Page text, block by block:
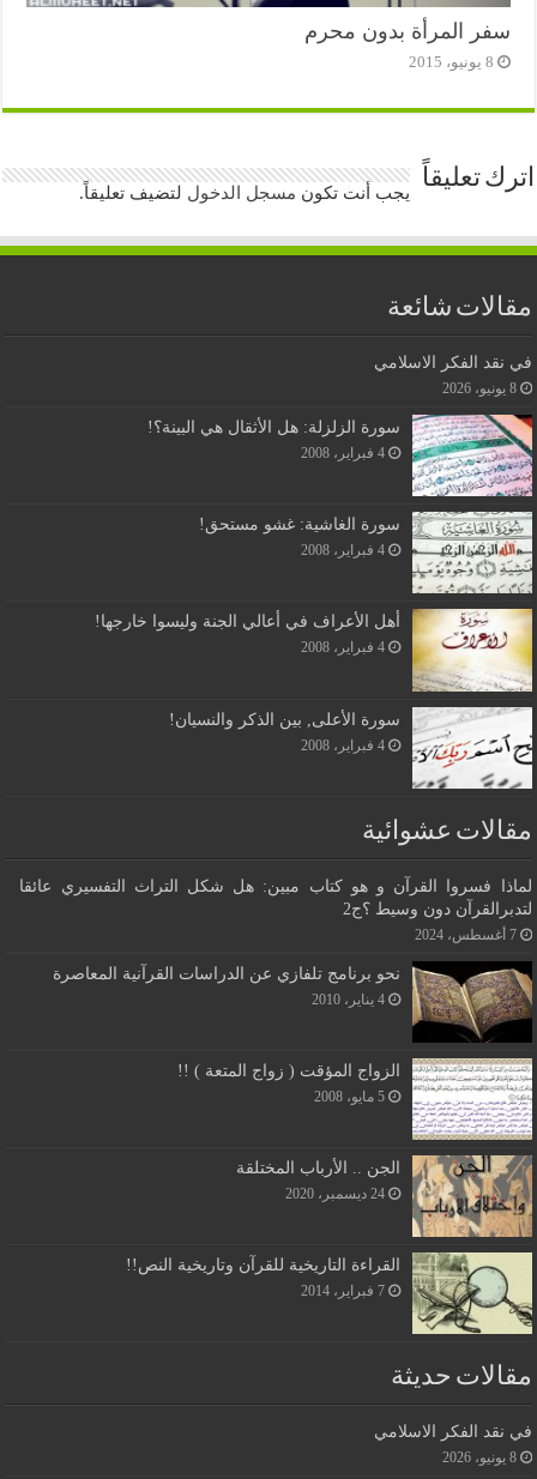
سفر المرأة بدون محرم
8 يونيو، 2015
اترك تعليقاً يجب أنت تكون مسجل الدخول لتضيف تعليقاً.
مقالات شائعة
في نقد الفكر الاسلامي
8 يونيو، 2026
سورة الزلزلة: هل الأثقال هي البينة؟!
4 فبراير، 2008
سورة الغاشية: غشو مستحق!
4 فبراير، 2008
أهل الأعراف في أعالي الجنة وليسوا خارجها!
4 فبراير، 2008
سورة الأعلى, بين الذكر والنسيان!
4 فبراير، 2008
مقالات عشوائية
لماذا فسروا القرآن و هو كتاب مبين: هل شكل التراث التفسيري عائقا
لتدبرالقرآن دون وسيط ؟ج2
7 أغسطس، 2024
نحو برنامج تلفازي عن الدراسات القرآنية المعاصرة
4 يناير، 2010
الزواج المؤقت ( زواج المتعة ) !!
5 مايو، 2008
الجن .. الأرباب المختلقة
24 ديسمبر، 2020
القراءة التاريخية للقرآن وتاريخية النص!!
7 فبراير، 2014
مقالات حديثة
في نقد الفكر الاسلامي
8 يونيو، 2026